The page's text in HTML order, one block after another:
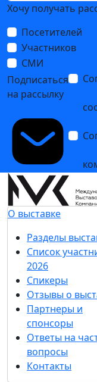
Хочу получать
Посетителей
Участников
СМИ
Подписаться
на рассылку
О выставке
Разделы
Список
2026
Спикеры
Отзывы о
Партнеры и
спонсоры
Ответы на
вопросы
Контакты